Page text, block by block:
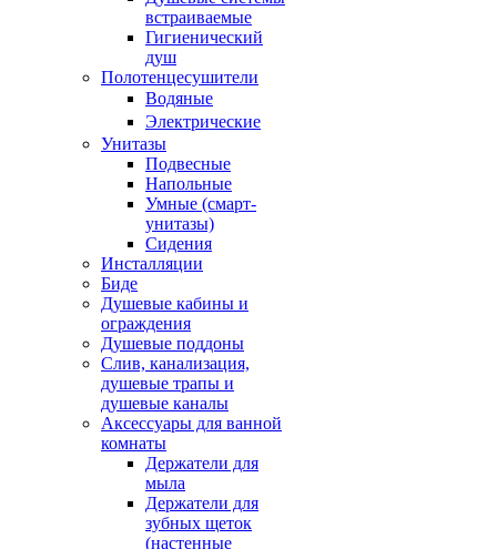
встраиваемые
Гигиенический
душ
Полотенцесушители
ㅤВодяные
ㅤЭлектрические
Унитазы
Подвесные
Напольные
Умные (смарт-
унитазы)
Сидения
Инсталляции
Биде
Душевые кабины и
ограждения
Душевые поддоны
Слив, канализация,
душевые трапы и
душевые каналы
Аксессуары для ванной
комнаты
Держатели для
мыла
Держатели для
зубных щеток
(настенные